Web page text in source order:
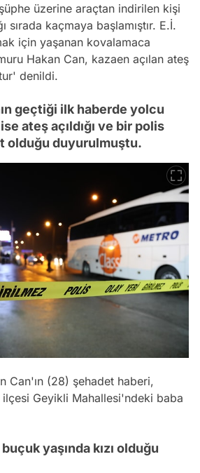
üzerine araçtan indirilen kişi
sırada kaçmaya başlamıştır. E.İ.
için yaşanan kovalamaca
Hakan Can, kazaen açılan ateş
denildi.
geçtiği ilk haberde yolcu
ateş açıldığı ve bir polis
olduğu duyurulmuştu.
Can'ın (28) şehadet haberi,
ilçesi Geyikli Mahallesi'ndeki baba
yaşında kızı olduğu